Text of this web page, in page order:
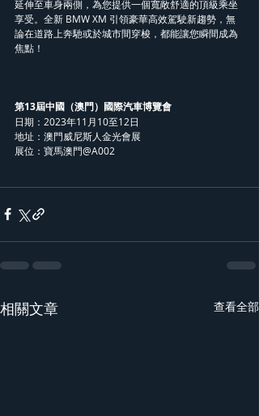
延伸至車身兩側，為您提供一個寬敞舒適的頂級乘坐
享受。全新 BMW XM 引領豪華高效駕駛新趨勢，無
論在道路上奔馳或於城市間穿梭，都能讓您瞬間成為
焦點！
第13屆中國（澳門）國際汽車博覽會
日期：2023年11月10至12日
地址：澳門威尼斯人金光會展
展位：寶馬澳門@A002
相關文章 查看全部